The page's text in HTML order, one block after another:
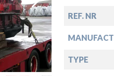
REF. NR
TYPE